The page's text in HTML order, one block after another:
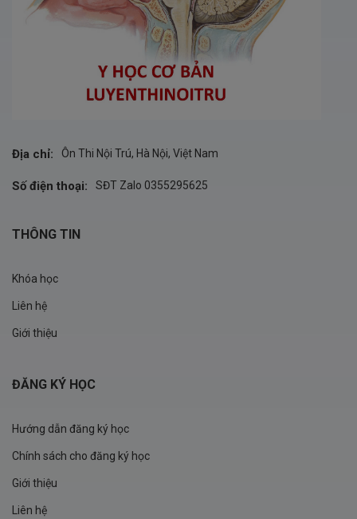
Địa chỉ: Ôn Thi Nội Trú, Hà Nội, Việt Nam
Số điện thoại: SĐT Zalo 0355295625
THÔNG TIN
Khóa học
Liên hệ
Giới thiệu
ĐĂNG KÝ HỌC
Hướng dẫn đăng ký học
Chính sách cho đăng ký học
Giới thiệu
Liên hệ